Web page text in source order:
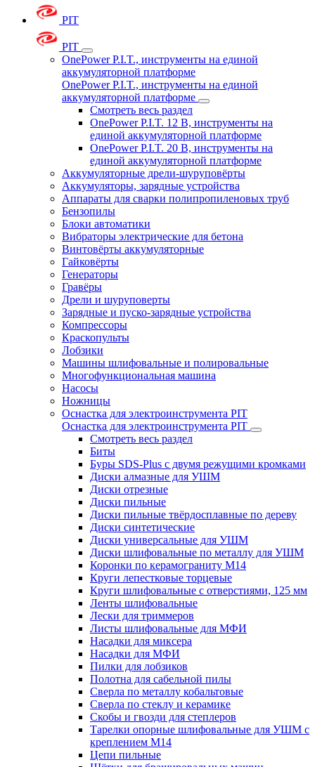
PIT
PIT
OnePower P.I.T., инструменты на единой
аккумуляторной платформе
OnePower P.I.T., инструменты на единой
аккумуляторной платформе
Смотреть весь раздел
OnePower P.I.T. 12 В, инструменты на
единой аккумуляторной платформе
OnePower P.I.T. 20 В, инструменты на
единой аккумуляторной платформе
Аккумуляторные дрели-шуруповёрты
Аккумуляторы, зарядные устройства
Аппараты для сварки полипропиленовых труб
Бензопилы
Блоки автоматики
Вибраторы электрические для бетона
Винтовёрты аккумуляторные
Гайковёрты
Генераторы
Гравёры
Дрели и шуруповерты
Зарядные и пуско-зарядные устройства
Компрессоры
Краскопульты
Лобзики
Машины шлифовальные и полировальные
Многофункциональная машина
Насосы
Ножницы
Оснастка для электроинструмента PIT
Оснастка для электроинструмента PIT
Смотреть весь раздел
Биты
Буры SDS-Plus c двумя режущими кромками
Диски алмазные для УШМ
Диски отрезные
Диски пильные
Диски пильные твёрдосплавные по дереву
Диски синтетические
Диски универсальные для УШМ
Диски шлифовальные по металлу для УШМ
Коронки по керамограниту M14
Круги лепестковые торцевые
Круги шлифовальные с отверстиями, 125 мм
Ленты шлифовальные
Лески для триммеров
Листы шлифовальные для МФИ
Насадки для миксера
Насадки для МФИ
Пилки для лобзиков
Полотна для сабельной пилы
Сверла по металлу кобальтовые
Сверла по стеклу и керамике
Скобы и гвозди для степлеров
Тарелки опорные шлифовальные для УШМ с
креплением М14
Цепи пильные